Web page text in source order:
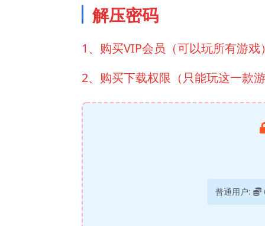
解压密码
1、购买VIP会员（可以玩所有游
2、购买下载权限（只能玩这一款
普通用户: